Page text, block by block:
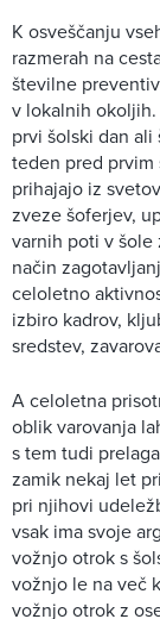
K osveščanju
razmerah na
številne
v lokalnih
prvi šolski dan
teden pred prvim
prihajajo iz
zveze šoferjev,
varnih poti v šole
način
celoletno
izbiro kadrov,
sredstev,
A celoletna
oblik varovanja
s tem tudi
zamik nekaj let
pri njihovi
vsak ima svoje
vožnjo otrok s
vožnjo le na več
vožnjo otrok z